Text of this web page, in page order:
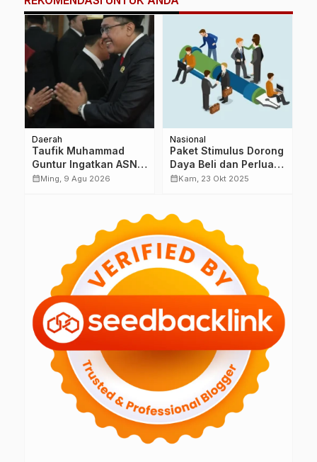
Daerah
Taufik Muhammad
Guntur Ingatkan ASN,
Jangan Bawa
calendar_monthMing, 9 Agu 2026
Nasional
Paket Stimulus Dorong
Daya Beli dan Perluas
Lapangan Kerja
calendar_monthKam, 23 Okt 2025